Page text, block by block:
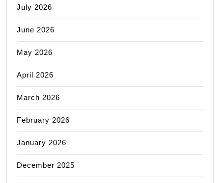
July 2026
June 2026
May 2026
April 2026
March 2026
February 2026
January 2026
December 2025